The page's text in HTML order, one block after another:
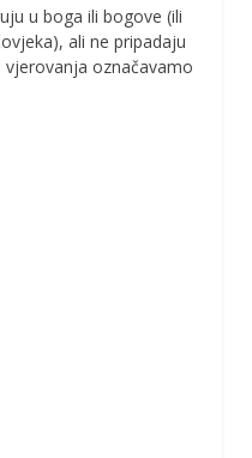
u boga ili bogove (ili
ali ne pripadaju
označavamo